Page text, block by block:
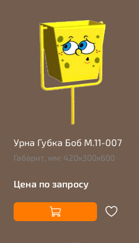
Урна Губка Боб М.11-007
Габарит, мм: 420х300х600
Цена по запросу